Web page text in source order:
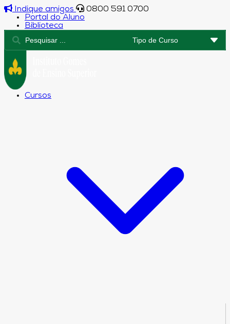
Indique amigos
0800 591 0700
Portal do Aluno
Biblioteca
Cursos